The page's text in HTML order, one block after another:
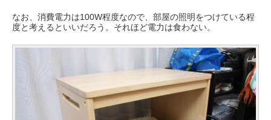
なお、消費電力は100W程度なので、部屋の照明をつけている程
度と考えるといいだろう。それほど電力は食わない。